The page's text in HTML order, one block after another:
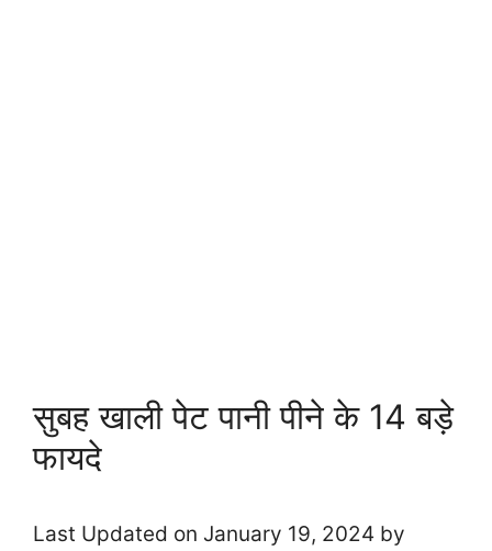
सुबह खाली पेट पानी पीने के 14 बड़े
फायदे
Last Updated on January 19, 2024 by